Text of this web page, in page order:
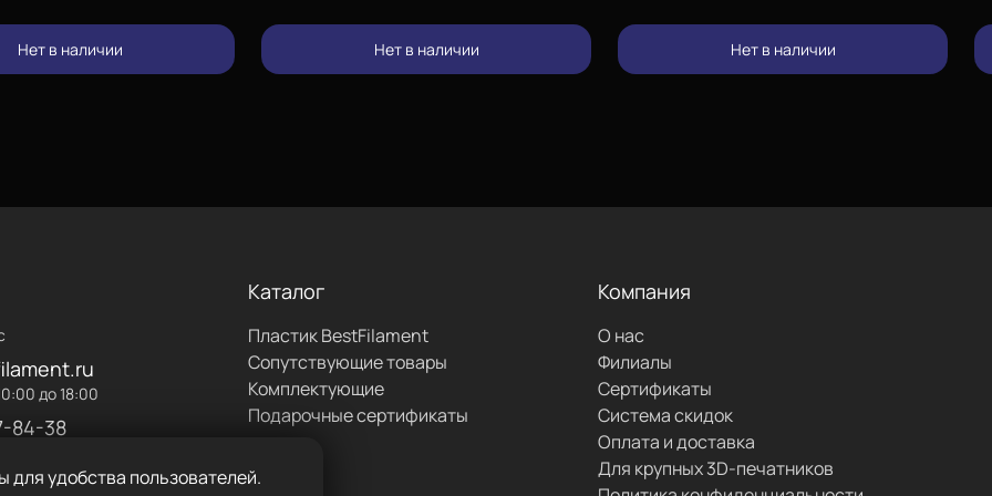
Нет в наличии Нет в наличии Нет в наличии
до 18:00
84-38
Каталог
Пластик BestFilament
Сопутствующие товары
Комплектующие
Подарочные сертификаты
Компания
О нас
Филиалы
Сертификаты
Система скидок
Оплата и доставка
Для крупных 3D-печатников
для удобства пользователей.